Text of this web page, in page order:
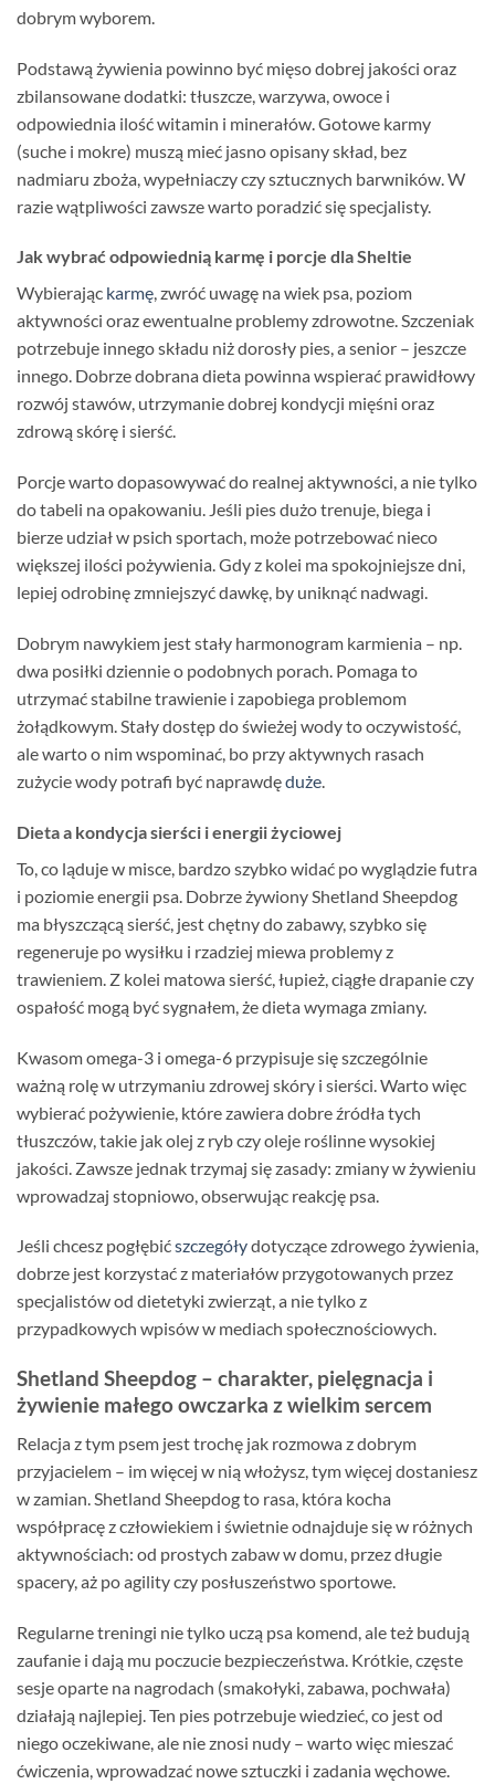
dobrym wyborem.
Podstawą żywienia powinno być mięso dobrej jakości oraz
zbilansowane dodatki: tłuszcze, warzywa, owoce i
odpowiednia ilość witamin i minerałów. Gotowe karmy
(suche i mokre) muszą mieć jasno opisany skład, bez
nadmiaru zboża, wypełniaczy czy sztucznych barwników. W
razie wątpliwości zawsze warto poradzić się specjalisty.
Jak wybrać odpowiednią karmę i porcje dla Sheltie
Wybierając karmę, zwróć uwagę na wiek psa, poziom
aktywności oraz ewentualne problemy zdrowotne. Szczeniak
potrzebuje innego składu niż dorosły pies, a senior – jeszcze
innego. Dobrze dobrana dieta powinna wspierać prawidłowy
rozwój stawów, utrzymanie dobrej kondycji mięśni oraz
zdrową skórę i sierść.
Porcje warto dopasowywać do realnej aktywności, a nie tylko
do tabeli na opakowaniu. Jeśli pies dużo trenuje, biega i
bierze udział w psich sportach, może potrzebować nieco
większej ilości pożywienia. Gdy z kolei ma spokojniejsze dni,
lepiej odrobinę zmniejszyć dawkę, by uniknąć nadwagi.
Dobrym nawykiem jest stały harmonogram karmienia – np.
dwa posiłki dziennie o podobnych porach. Pomaga to
utrzymać stabilne trawienie i zapobiega problemom
żołądkowym. Stały dostęp do świeżej wody to oczywistość,
ale warto o nim wspominać, bo przy aktywnych rasach
zużycie wody potrafi być naprawdęduże.
Dieta a kondycja sierści i energii życiowej
To, co ląduje w misce, bardzo szybko widać po wyglądzie futra
i poziomie energii psa. Dobrze żywiony Shetland Sheepdog
ma błyszczącą sierść, jest chętny do zabawy, szybko się
regeneruje po wysiłku i rzadziej miewa problemy z
trawieniem. Z kolei matowa sierść, łupież, ciągłe drapanie czy
ospałość mogą być sygnałem, że dieta wymaga zmiany.
Kwasom omega-3 i omega-6 przypisuje się szczególnie
ważną rolę w utrzymaniu zdrowej skóry i sierści. Warto więc
wybierać pożywienie, które zawiera dobre źródła tych
tłuszczów, takie jak olej z ryb czy oleje roślinne wysokiej
jakości. Zawsze jednak trzymaj się zasady: zmiany w żywieniu
wprowadzaj stopniowo, obserwując reakcję psa.
Jeśli chcesz pogłębićszczegółydotyczące zdrowego żywienia,
dobrze jest korzystać z materiałów przygotowanych przez
specjalistów od dietetyki zwierząt, a nie tylko z
przypadkowych wpisów w mediach społecznościowych.
Shetland Sheepdog – charakter, pielęgnacja i
żywienie małego owczarka z wielkim sercem
Relacja z tym psem jest trochę jak rozmowa z dobrym
przyjacielem – im więcej w nią włożysz, tym więcej dostaniesz
w zamian. Shetland Sheepdog to rasa, która kocha
współpracę z człowiekiem i świetnie odnajduje się w różnych
aktywnościach: od prostych zabaw w domu, przez długie
spacery, aż po agility czy posłuszeństwo sportowe.
Regularne treningi nie tylko uczą psa komend, ale też budują
zaufanie i dają mu poczucie bezpieczeństwa. Krótkie, częste
sesje oparte na nagrodach (smakołyki, zabawa, pochwała)
działają najlepiej. Ten pies potrzebuje wiedzieć, co jest od
niego oczekiwane, ale nie znosi nudy – warto więc mieszać
ćwiczenia, wprowadzać nowe sztuczki i zadania węchowe.